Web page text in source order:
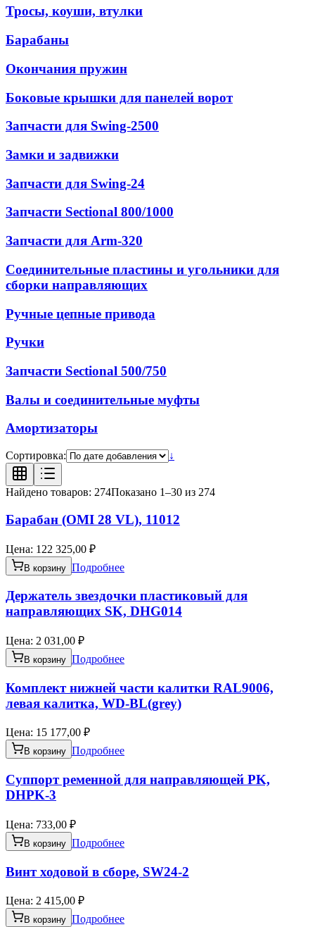
Тросы, коуши, втулки
Барабаны
Окончания пружин
Боковые крышки для панелей ворот
Запчасти для Swing-2500
Замки и задвижки
Запчасти для Swing-24
Запчасти Sectional 800/1000
Запчасти для Arm-320
Соединительные пластины и угольники для
сборки направляющих
Ручные цепные привода
Ручки
Запчасти Sectional 500/750
Валы и соединительные муфты
Амортизаторы
Сортировка: ↓
Найдено товаров: 274Показано 1–30 из 274
Барабан (OMI 28 VL), 11012
Цена: 122 325,00 ₽
В корзину Подробнее
Держатель звездочки пластиковый для
направляющих SK, DHG014
Цена: 2 031,00 ₽
В корзину Подробнее
Комплект нижней части калитки RAL9006,
левая калитка, WD-BL(grey)
Цена: 15 177,00 ₽
В корзину Подробнее
Суппорт ременной для направляющей PK,
DHPK-3
Цена: 733,00 ₽
В корзину Подробнее
Винт ходовой в сборе, SW24-2
Цена: 2 415,00 ₽
В корзину Подробнее